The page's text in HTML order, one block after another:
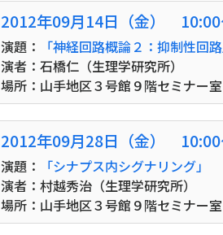
2012年09月14日（金）
演題：
「神経回路概論２：抑制性回路
演者：石橋仁（生理学研究所）
場所：山手地区３号館９階セミナー
2012年09月28日（金）
演題：
「シナプス内シグナリング」
演者：村越秀治（生理学研究所）
場所：山手地区３号館９階セミナー